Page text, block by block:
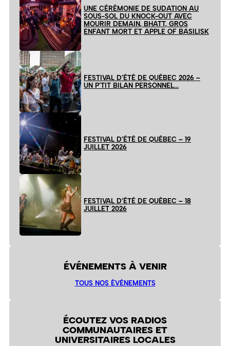
UNE CÉRÉMONIE DE SUDATION AU
SOUS-SOL DU KNOCK-OUT AVEC
MOURIR DEMAIN, BHATT, GROS
ENFANT MORT ET APPLE OF BASILISK
FESTIVAL D’ÉTÉ DE QUÉBEC 2026 –
UN P’TIT BILAN PERSONNEL…
FESTIVAL D’ÉTÉ DE QUÉBEC – 19
JUILLET 2026
FESTIVAL D’ÉTÉ DE QUÉBEC – 18
JUILLET 2026
ÉVÉNEMENTS À VENIR
TOUS NOS ÉVÉNEMENTS
ÉCOUTEZ VOS RADIOS
COMMUNAUTAIRES ET
UNIVERSITAIRES LOCALES